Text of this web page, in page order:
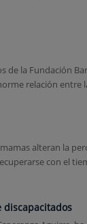
de la Fundación
relación entre
alteran la
con el